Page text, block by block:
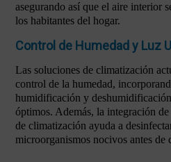
asegurando así que el aire interior
los habitantes del hogar.
Control de Humedad y Luz
Las soluciones de climatización
control de la humedad,
humidificación y
óptimos. Además, la integración
de climatización ayuda a
microorganismos nocivos antes de